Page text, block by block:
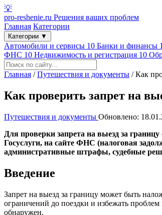
💡
pro-reshenie.ru Решения ваших проблем
Главная Категории
Категории ▼
Автомобили и сервисы 10 Банки и финансы
ФНС 10 Недвижимость и регистрация 10
Главная / Путешествия и документы / Как
Как проверить запрет на
Путешествия и документы Обновлено:
Для проверки запрета на выезд за
Госуслуги, на сайте ФНС (налоговая
административные штрафы, судебные
Введение
Запрет на выезд за границу может быть
ограничений до поездки и избежать проблем
обнаружен.